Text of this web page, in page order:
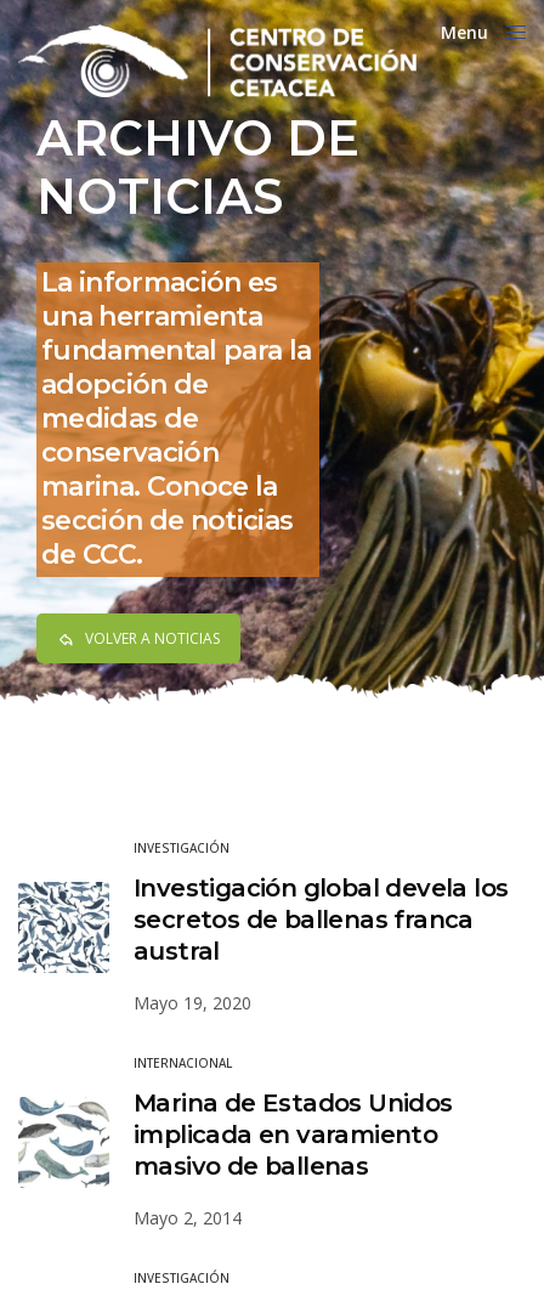
ARCHIVO DE
NOTICIAS
La información es
una herramienta
fundamental para la
adopción de
medidas de
conservación
marina. Conoce la
sección de noticias
de CCC.
VOLVER A NOTICIAS
Menu
Close
INVESTIGACIÓN
Investigación global devela los
secretos de ballenas franca
austral
Mayo 19, 2020
INTERNACIONAL
Marina de Estados Unidos
implicada en varamiento
masivo de ballenas
Mayo 2, 2014
INVESTIGACIÓN